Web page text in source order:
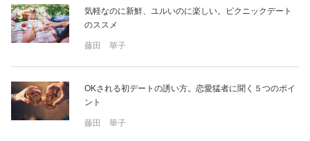
気軽なのに新鮮、ユルいのに楽しい。ピクニックデート
のススメ
藤田 華子
OKされる初デートの誘い方。恋愛猛者に聞く５つのポイ
ント
藤田 華子